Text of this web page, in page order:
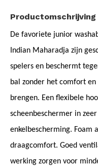
Productomschrijving
De favoriete junior
Indian Maharadja zijn
spelers en beschermt
bal zonder het comfort
brengen. Een flexibele
scheenbeschermer in
enkelbescherming. Foam
draagcomfort. Goed
werking zorgen voor